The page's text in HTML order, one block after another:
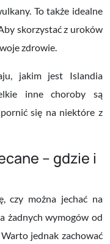
To także idealne
skorzystać z uroków
zdrowie.
jakim jest Islandia
inne choroby są
się na niektóre z
– gdzie i
czy można jechać na
żadnych wymogów od
jednak zachować